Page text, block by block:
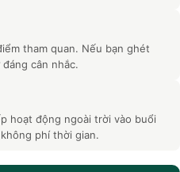
tham quan. Nếu bạn ghét
cân nhắc.
hoạt động ngoài trời vào buổi
phí thời gian.